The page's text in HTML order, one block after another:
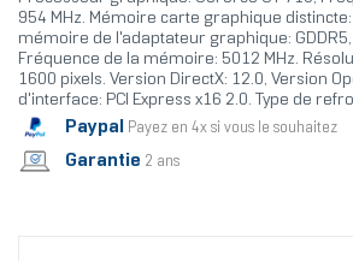
954 MHz. Mémoire carte graphique distincte:
mémoire de l'adaptateur graphique:
Fréquence de la mémoire: 5012 MHz.
1600 pixels. Version DirectX: 12.0, Version
d'interface: PCI Express x16 2.0. Type de
Paypal Payez en 4x si vous le souhaitez
Garantie 2 ans